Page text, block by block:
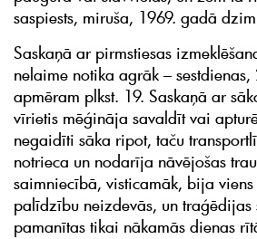
saspiests, miruša, 1969. gadā
Saskaņā ar pirmstiesas
nelaime notika agrāk –
apmēram plkst. 19. Saskaņā ar
vīrietis mēģināja savaldīt vai
negaidīti sāka ripot, taču
notrieca un nodarīja nāvējošas
saimniecībā, visticamāk, bija
palīdzību neizdevās, un traģēdijas
pamanītas tikai nākamās dienas